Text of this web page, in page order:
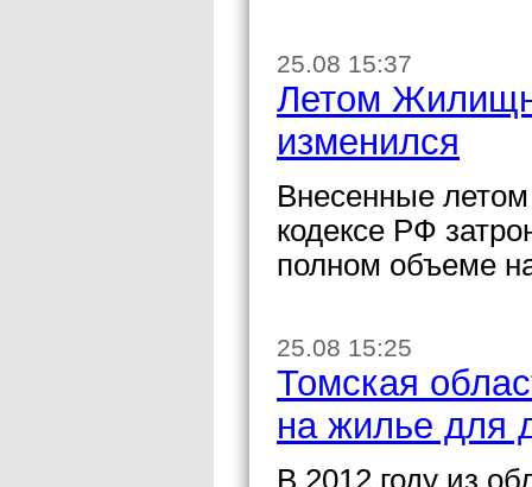
25.08 15:37
Летом
изменился
Внесенные
кодексе РФ
полном объеме
25.08 15:25
Томская
на жилье для
В 2012 году из